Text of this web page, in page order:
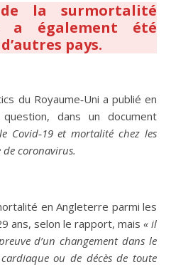
de la surmortalité
a également été
pays.
du Royaume‑Uni a publié en
dans un document
Covid‑19 et mortalité chez les
coronavirus.
en Angleterre parmi les
ans, selon le rapport, mais « il
d’un changement dans le
ou de décès de toute